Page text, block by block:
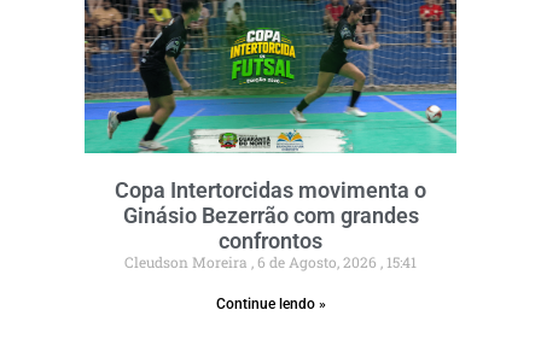
Copa Intertorcidas movimenta o
Ginásio Bezerrão com grandes
confrontos
Cleudson Moreira 6 de Agosto, 2026 15:41
Continue lendo »